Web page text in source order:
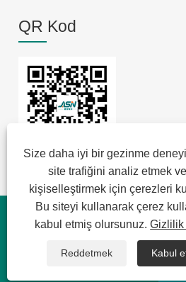
Size daha iyi bir gezinme
site trafiğini analiz etmek
kişiselleştirmek için çerezleri
Bu siteyi kullanarak çerez
kabul etmiş olursunuz.Gizlilik
Reddetmek Kabul
QR Kod
Telif Hakkı © 2022 Jansum
Manyetik Modüller, Yeni Enerji
Manyetikleri - Tüm Hakları Saklıdır